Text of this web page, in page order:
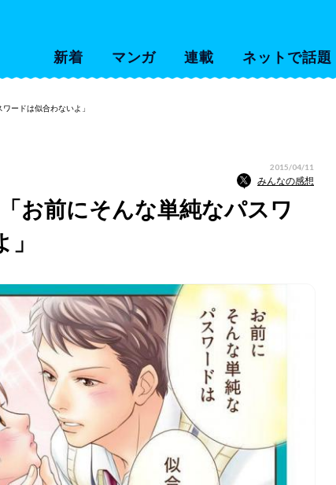
新着 マンガ 連載 ネットで話題
ードは似合わないよ」
2015/04/11
みんなの感想
お前にそんな単純なパスワ